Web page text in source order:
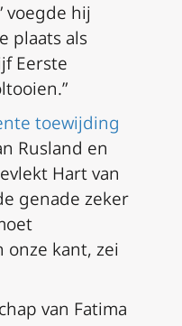
voegde hij
plaats als
Eerste
toewijding
Rusland en
Hart van
genade zeker
onze kant, zei
van Fatima